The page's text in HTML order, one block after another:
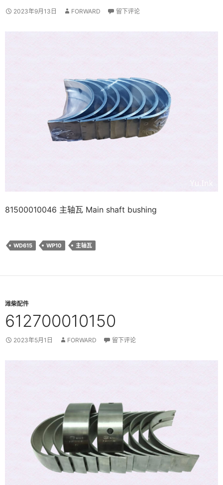
2023年9月13日 FORWARD 留下评论
81500010046 主轴瓦 Main shaft bushing
WD615 WP10 主轴瓦
潍柴配件
612700010150
2023年5月1日 FORWARD 留下评论